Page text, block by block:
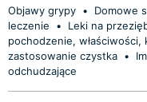
Objawy grypy • Domowe
leczenie
• Leki na
pochodzenie, właściwości,
zastosowanie czystka •
odchudzające